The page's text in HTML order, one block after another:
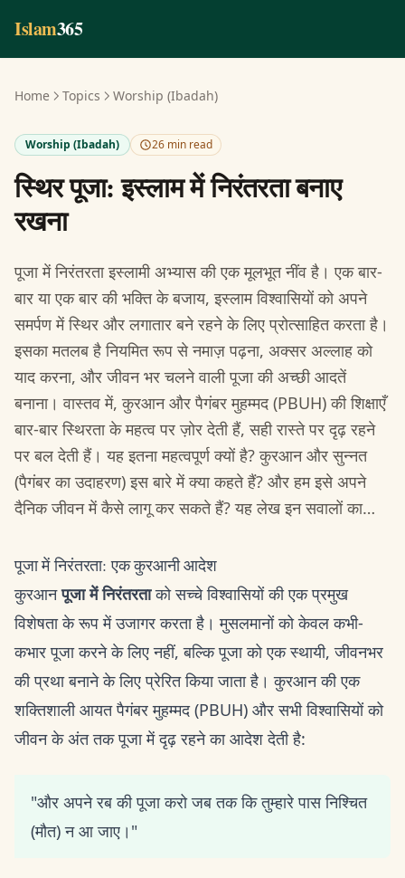
Islam365
Home Topics Worship (Ibadah)
Worship (Ibadah) 26 min read
स्थिर पूजा: इस्लाम में निरंतरता बनाए
रखना
पूजा में निरंतरता इस्लामी अभ्यास की एक मूलभूत नींव है। एक बार-
बार या एक बार की भक्ति के बजाय, इस्लाम विश्वासियों को अपने
समर्पण में स्थिर और लगातार बने रहने के लिए प्रोत्साहित करता है।
इसका मतलब है नियमित रूप से नमाज़ पढ़ना, अक्सर अल्लाह को
याद करना, और जीवन भर चलने वाली पूजा की अच्छी आदतें
बनाना। वास्तव में, कुरआन और पैगंबर मुहम्मद (PBUH) की शिक्षाएँ
बार-बार स्थिरता के महत्व पर ज़ोर देती हैं, सही रास्ते पर दृढ़ रहने
पर बल देती हैं। यह इतना महत्वपूर्ण क्यों है? कुरआन और सुन्नत
(पैगंबर का उदाहरण) इस बारे में क्या कहते हैं? और हम इसे अपने
दैनिक जीवन में कैसे लागू कर सकते हैं? यह लेख इन सवालों का…
पूजा में निरंतरता: एक कुरआनी आदेश
कुरआनपूजा में निरंतरताको सच्चे विश्वासियों की एक प्रमुख
विशेषता के रूप में उजागर करता है। मुसलमानों को केवल कभी-
कभार पूजा करने के लिए नहीं, बल्कि पूजा को एक स्थायी, जीवनभर
की प्रथा बनाने के लिए प्रेरित किया जाता है। कुरआन की एक
शक्तिशाली आयत पैगंबर मुहम्मद (PBUH) और सभी विश्वासियों को
जीवन के अंत तक पूजा में दृढ़ रहने का आदेश देती है:
"और अपने रब की पूजा करो जब तक कि तुम्हारे पास निश्चित
(मौत) न आ जाए।"